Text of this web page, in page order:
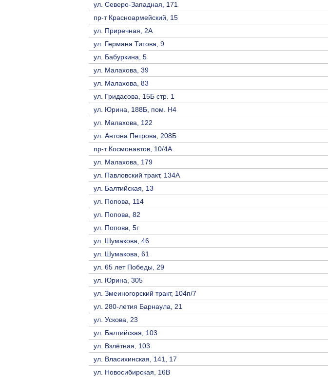
ул. Северо-Западная, 171
пр-т Красноармейский, 15
ул. Приречная, 2A
ул. Германа Титова, 9
ул. Бабуркина, 5
ул. Малахова, 39
ул. Малахова, 83
ул. Гридасова, 15Б стр. 1
ул. Юрина, 188Б, пом. Н4
ул. Малахова, 122
ул. Антона Петрова, 208Б
пр-т Космонавтов, 10/4A
ул. Малахова, 179
ул. Павловский тракт, 134А
ул. Балтийская, 13
ул. Попова, 114
ул. Попова, 82
ул. Попова, 5г
ул. Шумакова, 46
ул. Шумакова, 61
ул. 65 лет Победы, 29
ул. Юрина, 305
ул. Змеиногорский тракт, 104п/7
ул. 280-летия Барнаула, 21
ул. Ускова, 23
ул. Балтийская, 103
ул. Взлётная, 103
ул. Власихинская, 141, 17
ул. Новосибирская, 16В